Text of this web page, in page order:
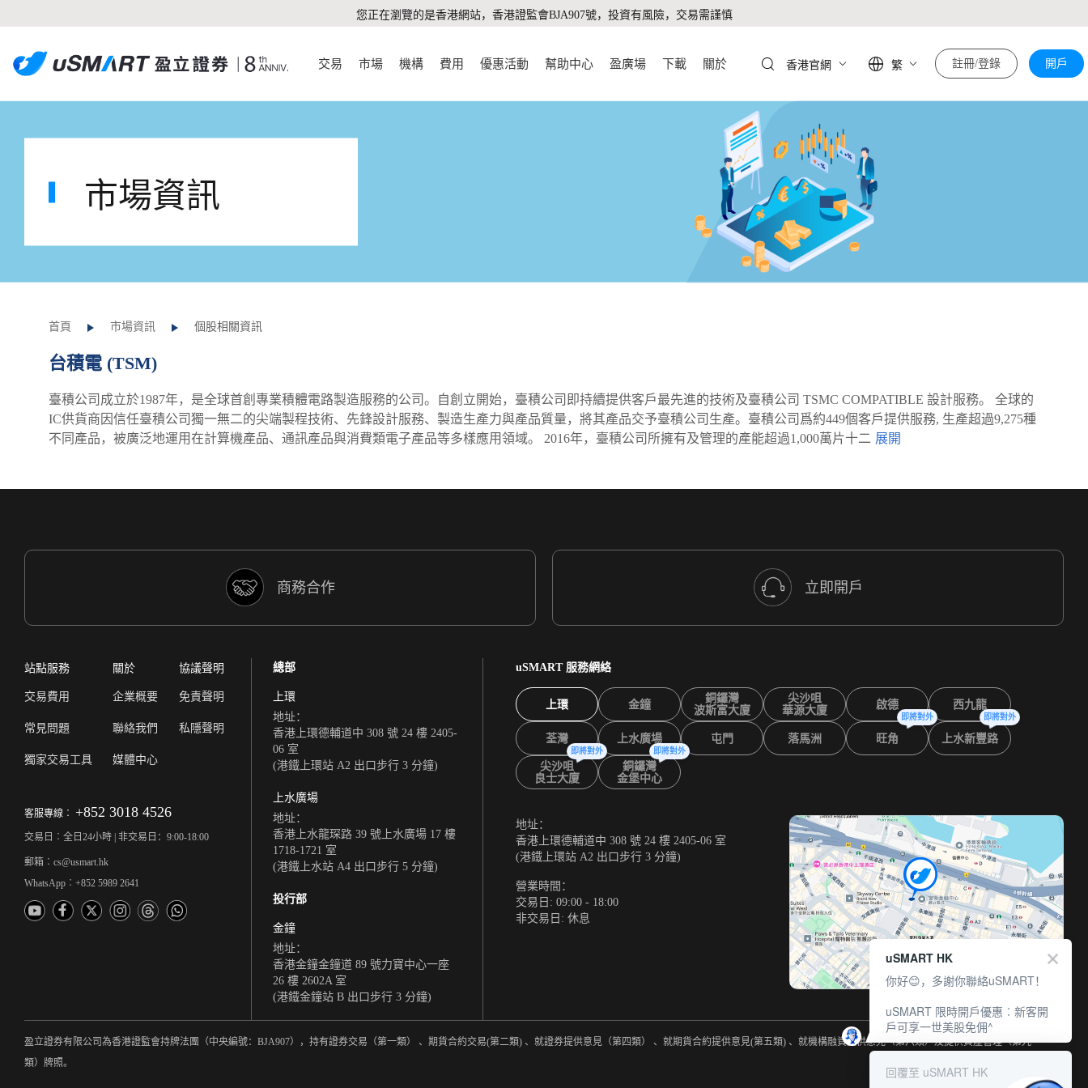
您正在瀏覽的是香港網站，香港證監會BJA907號，投資有風險，交易需謹慎
交易 市場 機構 費用 優惠活動 幫助中心 盈廣場 下載 關於 香港官網 繁 註冊/登錄 開戶
市場資訊
首頁 市場資訊 個股相關資訊
台積電 (TSM)
臺積公司成立於1987年，是全球首創專業積體電路製造服務的公司。自創立開始，臺積公司即持續提供客戶最先進的技術及臺積公司 TSMC COMPATIBLE 設計服務。 全球的
IC供貨商因信任臺積公司獨一無二的尖端製程技術、先鋒設計服務、製造生產力與產品質量，將其產品交予臺積公司生產。臺積公司爲約449個客戶提供服務, 生產超過9,275種
不同產品，被廣泛地運用在計算機產品、通訊產品與消費類電子產品等多樣應用領域。 2016年，臺積公司所擁有及管理的產能超過1,000萬片十二
商務合作 立即開戶
站點服務
交易費用
常見問題
獨家交易工具
關於
企業概要
聯絡我們
媒體中心
協議聲明
免責聲明
私隱聲明
客服專線︰ +852 3018 4526
交易日︰全日24小時 | 非交易日：9:00-18:00
郵箱︰cs@usmart.hk
WhatsApp︰+852 5989 2641
總部
上環
地址：
香港上環德輔道中 308 號 24 樓 2405-
06 室
(港鐵上環站 A2 出口步行 3 分鐘)
上水廣場
地址：
香港上水龍琛路 39 號上水廣場 17 樓
1718-1721 室
(港鐵上水站 A4 出口步行 5 分鐘)
投行部
金鐘
地址：
香港金鐘金鐘道 89 號力寶中心一座
26 樓 2602A 室
(港鐵金鐘站 B 出口步行 3 分鐘)
uSMART 服務網絡
上環 金鐘
銅鑼灣
波斯富大廈
尖沙咀
華源大廈
啟德 西九龍
荃灣 上水廣場 屯門 落馬洲 旺角
即將對外
上水新豐路
即將對外
尖沙咀
良士大廈
即將對外
銅鑼灣
金堡中心
即將對外
地址：
香港上環德輔道中 308 號 24 樓 2405-06 室
(港鐵上環站 A2 出口步行 3 分鐘)
營業時間：
交易日: 09:00 - 18:00
非交易日: 休息
盈立證券有限公司為香港證監會持牌法團（中央編號：BJA907），持有證券交易（第一類） 、期貨合約交易(第二類) 、就證券提供意見（第四類） 、就期貨合約提供意見(第五類) 、就機構融資提供意見（第六類）及提供資產管理（第九
類）牌照。
uSMART HK
你好😊，多謝你聯絡uSMART！
uSMART 限時開戶優惠︰新客開
戶可享一世美股免佣^
回覆至 uSMART HK